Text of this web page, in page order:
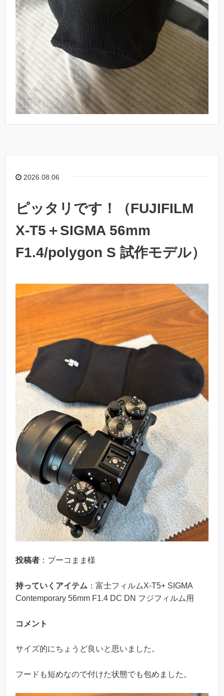
2026.08.06
ピッタリです！（FUJIFILM
X-T5＋SIGMA 56mm
F1.4/polygon S 試作モデル）
投稿者 ：プーコまま様
持っていくアイテム ：富士フィルムX-T5+ SIGMA
Contemporary 56mm F1.4 DC DN フジフィルム用
コメント
サイズ的にちょうど良いと思いました。
フードも短めなので付けた状態でも包めました。